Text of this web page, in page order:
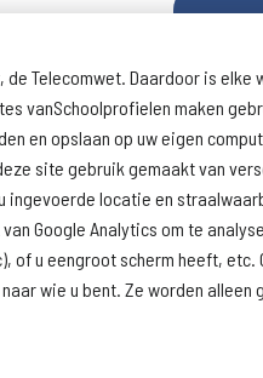
de Telecomwet. Daardoor is
vanSchoolprofielen maken
en opslaan op uw eigen
site gebruik gemaakt van
ingevoerde locatie en
Google Analytics om te
of u eengroot scherm heeft,
wie u bent. Ze worden